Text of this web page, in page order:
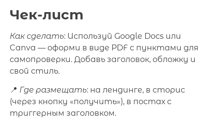
Чек-лист
Как сделать: Используй Google Docs или
Canva — оформи в виде PDF с пунктами для
самопроверки. Добавь заголовок, обложку и
свой стиль.
📍 Где размещать: на лендинге, в сторис
(через кнопку «получить»), в постах с
триггерным заголовком.